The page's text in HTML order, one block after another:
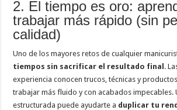
2. El tiempo es oro:
trabajar más rápido (sin
calidad)
Uno de los mayores retos de cualquier
tiempos sin sacrificar el resultado final .
experiencia conocen trucos, técnicas y
trabajar más fluido y con acabados impecables.
estructurada puede ayudarte a duplicar tu